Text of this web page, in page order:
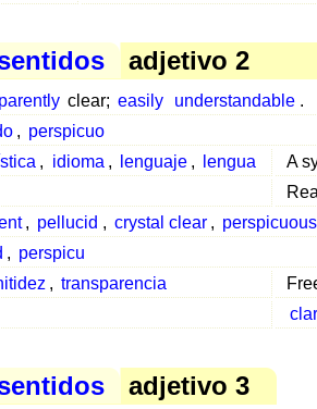
adjetivo 2
clear; easily understandable .
, perspicuo
, idioma , lenguaje , lengua A
, pellucid , crystal clear , perspicuous
, perspicu
, transparencia
adjetivo 3